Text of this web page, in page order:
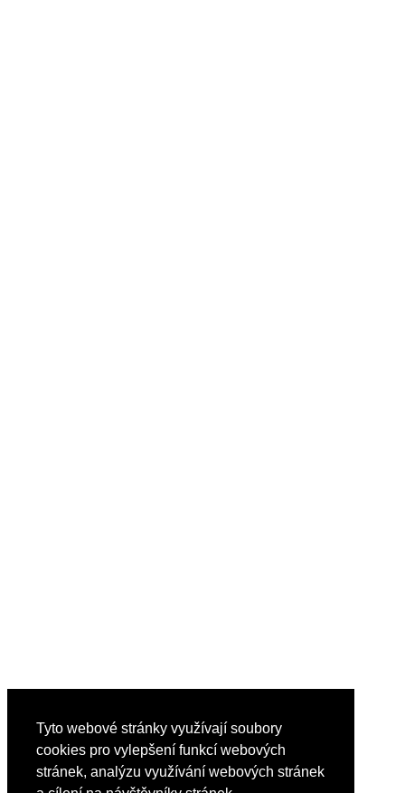
Tyto webové stránky využívají soubory
cookies pro vylepšení funkcí webových
stránek, analýzu využívání webových stránek